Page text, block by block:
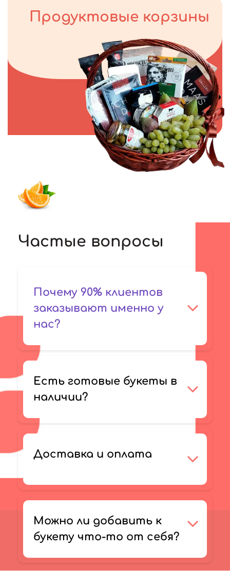
Продуктовые корзины
Частые вопросы
Почему 90% клиентов
заказывают именно у
нас?
Есть готовые букеты в
наличии?
Доставка и оплата
Можно ли добавить к
букету что-то от себя?